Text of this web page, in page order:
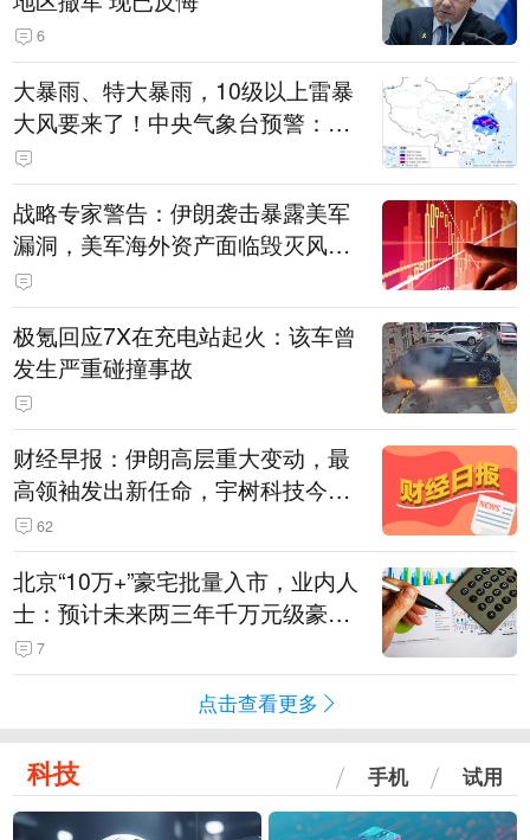
6
大暴雨、特大暴雨，10级以上雷暴
大风要来了！中央气象台预警：今
天到明天，浙江、安徽有特大暴雨
战略专家警告：伊朗袭击暴露美军
漏洞，美军海外资产面临毁灭风
险！
极氪回应7X在充电站起火：该车曾
发生严重碰撞事故
财经早报：伊朗高层重大变动，最
高领袖发出新任命，宇树科技今申
购中一签有望赚20万元丨2026年8
月10日
62
北京“10万+”豪宅批量入市，业内人
士：预计未来两三年千万元级豪宅
潜在供应达万套！谁在买单？
7
点击查看更多
科技 手机 试用